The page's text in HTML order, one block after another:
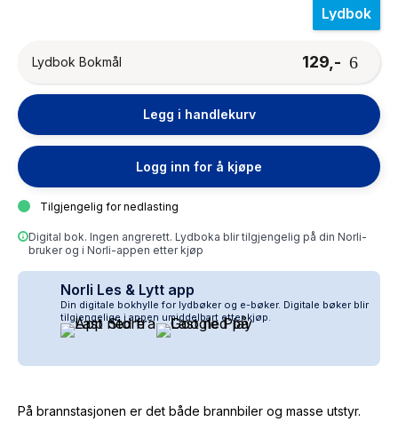
Lydbok
Lydbok Bokmål 129,-
Legg i handlekurv
Logg inn for å kjøpe
Tilgjengelig for nedlasting
Digital bok. Ingen angrerett. Lydboka blir tilgjengelig på din Norli-
bruker og i Norli-appen etter kjøp
Norli Les & Lytt app
Din digitale bokhylle for lydbøker og e-bøker. Digitale bøker blir
tilgjengelige i appen umiddelbart etter kjøp.
På brannstasjonen er det både brannbiler og masse utstyr.